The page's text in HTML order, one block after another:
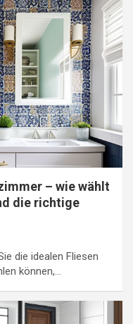
– wie wählt
die richtige
die idealen Fliesen
können,…